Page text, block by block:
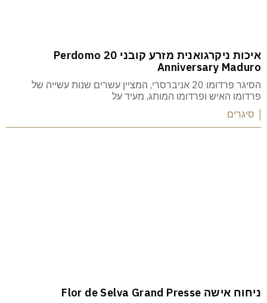
איכות ניקרגואנית מזרע קובני Perdomo 20
Anniversary Maduro
הסיגר פרדומו 20 אניברסרי, המציין עשרים שנות עשייה של
פרדומו האיש ופרדומו המותג, מעיד על
| סיגרים
ניחוח אישה Flor de Selva Grand Presse